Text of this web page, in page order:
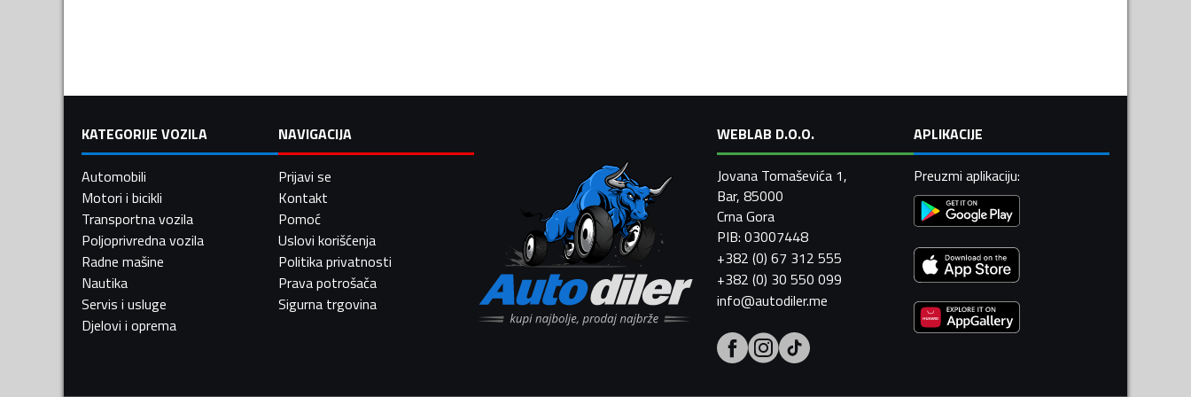
KATEGORIJE VOZILA
Automobili
Motori i bicikli
Transportna vozila
Poljoprivredna vozila
Radne mašine
Nautika
Servis i usluge
Djelovi i oprema
NAVIGACIJA
Prijavi se
Kontakt
Pomoć
Uslovi korišćenja
Politika privatnosti
Prava potrošača
Sigurna trgovina
WEBLAB D.O.O.
Jovana Tomaševića 1,
Bar, 85000
Crna Gora
PIB: 03007448
+382 (0) 67 312 555
+382 (0) 30 550 099
info@autodiler.me
APLIKACIJE
Preuzmi aplikaciju: